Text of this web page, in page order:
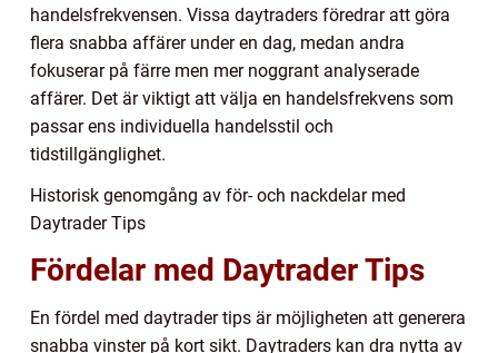
handelsfrekvensen. Vissa daytraders föredrar att göra
flera snabba affärer under en dag, medan andra
fokuserar på färre men mer noggrant analyserade
affärer. Det är viktigt att välja en handelsfrekvens som
passar ens individuella handelsstil och
tidstillgänglighet.
Historisk genomgång av för- och nackdelar med
Daytrader Tips
Fördelar med Daytrader Tips
En fördel med daytrader tips är möjligheten att generera
snabba vinster på kort sikt. Daytraders kan dra nytta av